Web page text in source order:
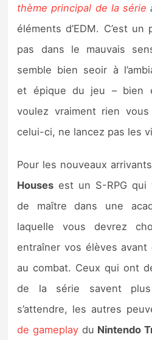
thème principal de la série
éléments d’EDM. C’est
pas dans le mauvais
semble bien seoir à
et épique du jeu – bien
voulez vraiment rien
celui-ci, ne lancez pas les
Pour les nouveaux
Houses est un S-RPG qui
de maître dans une
laquelle vous devrez
entraîner vos élèves
au combat. Ceux qui ont
de la série savent
s’attendre, les autres
de gameplaydu Nintendo